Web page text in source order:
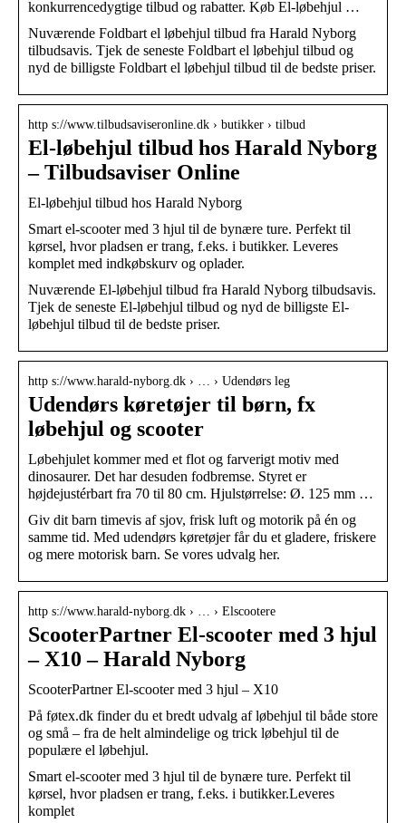
konkurrencedygtige tilbud og rabatter. Køb El-løbehjul …
Nuværende Foldbart el løbehjul tilbud fra Harald Nyborg
tilbudsavis. Tjek de seneste Foldbart el løbehjul tilbud og
nyd de billigste Foldbart el løbehjul tilbud til de bedste priser.
http s://www.tilbudsaviseronline.dk › butikker › tilbud
El-løbehjul tilbud hos Harald Nyborg
– Tilbudsaviser Online
El-løbehjul tilbud hos Harald Nyborg
Smart el-scooter med 3 hjul til de bynære ture. Perfekt til
kørsel, hvor pladsen er trang, f.eks. i butikker. Leveres
komplet med indkøbskurv og oplader.
Nuværende El-løbehjul tilbud fra Harald Nyborg tilbudsavis.
Tjek de seneste El-løbehjul tilbud og nyd de billigste El-
løbehjul tilbud til de bedste priser.
http s://www.harald-nyborg.dk › … › Udendørs leg
Udendørs køretøjer til børn, fx
løbehjul og scooter
Løbehjulet kommer med et flot og farverigt motiv med
dinosaurer. Det har desuden fodbremse. Styret er
højdejustérbart fra 70 til 80 cm. Hjulstørrelse: Ø. 125 mm …
Giv dit barn timevis af sjov, frisk luft og motorik på én og
samme tid. Med udendørs køretøjer får du et gladere, friskere
og mere motorisk barn. Se vores udvalg her.
http s://www.harald-nyborg.dk › … › Elscootere
ScooterPartner El-scooter med 3 hjul
– X10 – Harald Nyborg
ScooterPartner El-scooter med 3 hjul – X10
På føtex.dk finder du et bredt udvalg af løbehjul til både store
og små – fra de helt almindelige og trick løbehjul til de
populære el løbehjul.
Smart el-scooter med 3 hjul til de bynære ture. Perfekt til
kørsel, hvor pladsen er trang, f.eks. i butikker.Leveres
komplet